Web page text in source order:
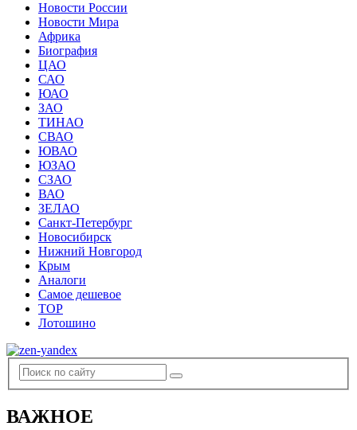
Новости России
Новости Мира
Африка
Биография
ЦАО
САО
ЮАО
ЗАО
ТИНАО
СВАО
ЮВАО
ЮЗАО
СЗАО
ВАО
ЗЕЛАО
Санкт-Петербург
Новосибирск
Нижний Новгород
Крым
Аналоги
Самое дешевое
TOP
Лотошино
ВАЖНОЕ